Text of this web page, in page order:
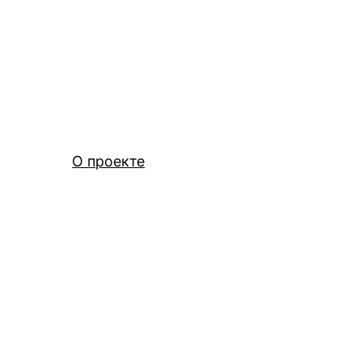
О проекте